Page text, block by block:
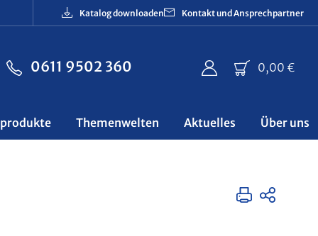
Katalog downloaden Kontakt und Ansprechpartner
0611 9502 360 0,00 €
Themenwelten Aktuelles Über uns